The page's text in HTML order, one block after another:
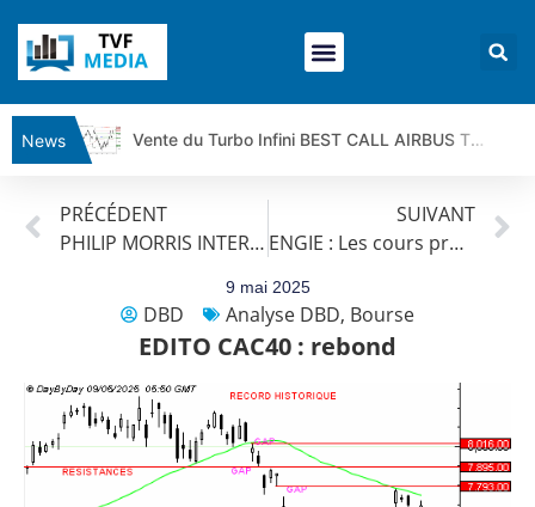
News
Vente du Turbo Infini BEST CALL AIRBUS TY80V à 3,45 € (+118 %)
Vente du Turbo infini BEST PUT COINBASE WO83V à 0,51 € (+46 %)
REMY COINTREAU : Le rebond est-il enfin confirmé ? | Daniel Cohen de Lara – Market Movers
TELEPERFORMANCE : Faut-il acheter avant les résultats ? | Daniel Cohen de Lara – Market Movers
PRÉCÉDENT
PHILIP MORRIS INTERNATIONAL : La tendance de fond est clairement orientée à la hausse.
SUIVANT
ENGIE : Les cours progressent toujours.
9 mai 2025
DBD Analyse DBD, Bourse
EDITO CAC40 : rebond